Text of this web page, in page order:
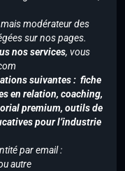
modérateur des
sur nos pages.
nos services, vous
suivantes : fiche
en relation, coaching,
premium, outils de
pour l’industrie
par email :
autre